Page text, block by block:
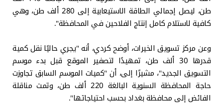
طن، ليصل إجمالي الطاقة الاستيعابية إلى 280 ألف طن، وهي
كافية لاستلام كامل إنتاج الفلاحين في المحافظة".
وعن مركز تسويق الخيرات، أوضح كردي، أنه "يجري حاليًا نقل كمية
قدرها 30 ألف طن، تمهيدًا لتصفير الموقع قبل بدء موسم
التسويق الجديد"، مشيرًا إلى، أن "كميات الموسم السابق تجاوزت
حاجة المحافظة السنوية البالغة 220 ألف طن، وتمت مناقلة
الفائض إلى محافظة بغداد بحسب احتياجاتها".